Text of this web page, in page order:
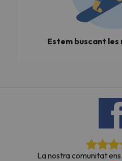
Estem buscant
La nostra comunitat